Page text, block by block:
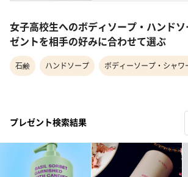
女子高校生へのボディソープ・ハンド
ゼントを相手の好みに合わせて選ぶ
石鹸 ハンドソープ ボディーソープ・シャワ
プレゼント検索結果